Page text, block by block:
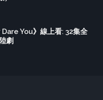
Dare You》線上看: 32集全
劇